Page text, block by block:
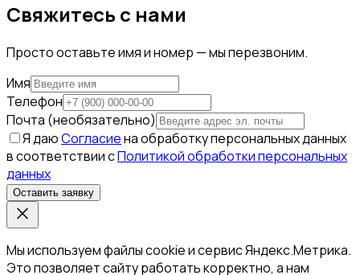
Свяжитесь с нами
Просто оставьте имя и номер — мы перезвоним.
Имя
Телефон
Почта (необязательно)
Я даюСогласиена обработку персональных данных
в соответствии сПолитикой обработки персональных
данных
Оставить заявку
Мы используем файлы cookie и сервис Яндекс.Метрика.
Это позволяет сайту работать корректно, а нам